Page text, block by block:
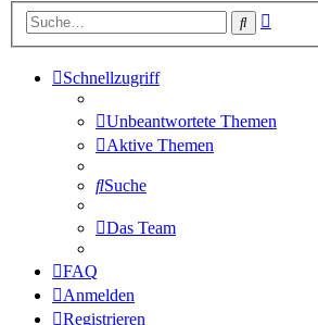
Suche
Schnellzugriff
Unbeantwortete Themen
Aktive Themen
Suche
Das Team
FAQ
Anmelden
Registrieren